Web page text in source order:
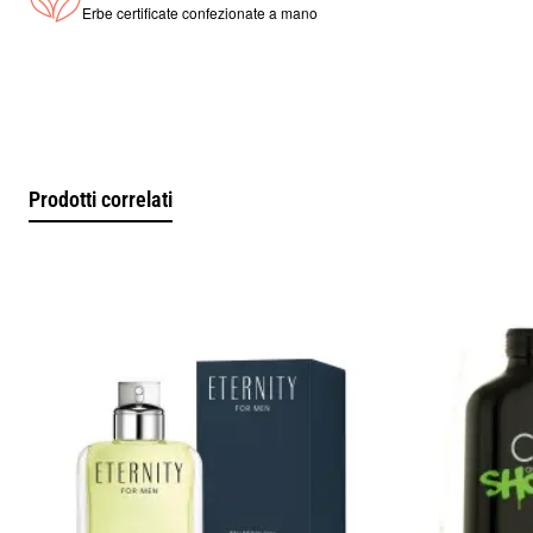
Il fondo è intenso, asciutto e persistente, elemento distintivo
Le note di base rendono Aramis un profumo deciso, duraturo
e profondamente maschile.
Che tipo di uomo sceglie Aramis
Aramis è indicato per uomini che:
preferiscono profumi classici e strutturati
cercano una fragranza con forte identità
Erbe certificate confezionate a mano
Prodotti correlati